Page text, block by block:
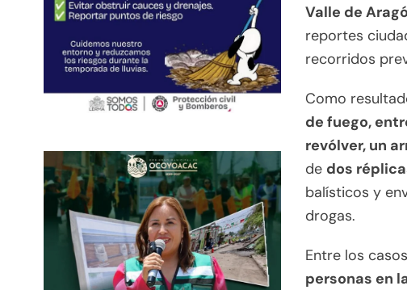
Valle de
reportes
recorridos
Como
de fuego,
revólver, un
de dos
balísticos y
drogas.
Entre los
personas en